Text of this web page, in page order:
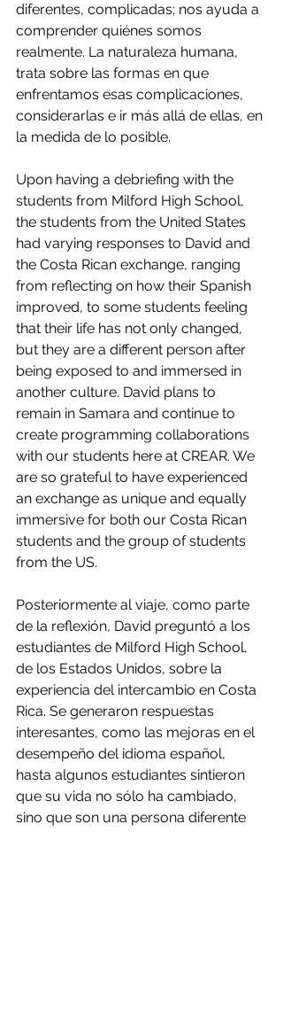
diferentes, complicadas; nos ayuda a
comprender quiénes somos
realmente. La naturaleza humana,
trata sobre las formas en que
enfrentamos esas complicaciones,
considerarlas e ir más allá de ellas, en
la medida de lo posible.
Upon having a debriefing with the
students from Milford High School,
the students from the United States
had varying responses to David and
the Costa Rican exchange, ranging
from reflecting on how their Spanish
improved, to some students feeling
that their life has not only changed,
but they are a different person after
being exposed to and immersed in
another culture. David plans to
remain in Samara and continue to
create programming collaborations
with our students here at CREAR. We
are so grateful to have experienced
an exchange as unique and equally
immersive for both our Costa Rican
students and the group of students
from the US.
Posteriormente al viaje, como parte
de la reflexión, David preguntó a los
estudiantes de Milford High School,
de los Estados Unidos, sobre la
experiencia del intercambio en Costa
Rica. Se generaron respuestas
interesantes, como las mejoras en el
desempeño del idioma español,
hasta algunos estudiantes sintieron
que su vida no sólo ha cambiado,
sino que son una persona diferente